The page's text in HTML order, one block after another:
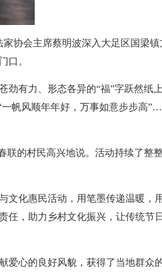
协会主席蔡明波深入大足区国梁镇
口。
劲有力、形态各异的“福”字跃然纸
一帆风顺年年好，万事如意步步高
联的村民高兴地说。活动持续了整
文化惠民活动，用笔墨传递温暖，
任，助力乡村文化振兴，让传统节
爱心的良好风貌，获得了当地群众